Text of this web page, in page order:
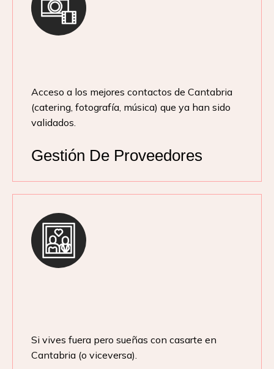
Acceso a los mejores contactos de Cantabria
(catering, fotografía, música) que ya han sido
validados.
Gestión De Proveedores
Si vives fuera pero sueñas con casarte en
Cantabria (o viceversa).